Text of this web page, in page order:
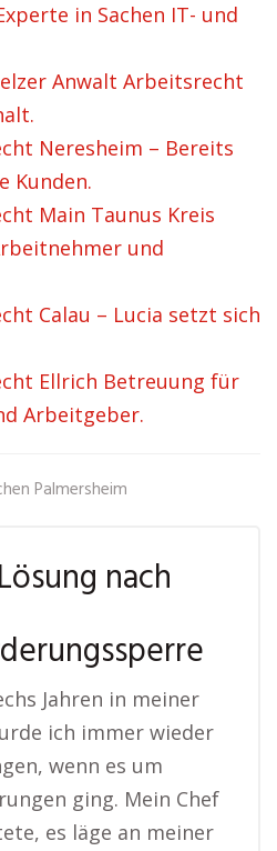
in Sachen IT- und
Anwalt Arbeitsrecht
Neresheim – Bereits
Kunden.
Main Taunus Kreis
und
Calau – Lucia setzt sich
Ellrich Betreuung für
Arbeitgeber.
Palmersheim
nach
Jahren in meiner
ich immer wieder
wenn es um
ging. Mein Chef
es läge an meiner